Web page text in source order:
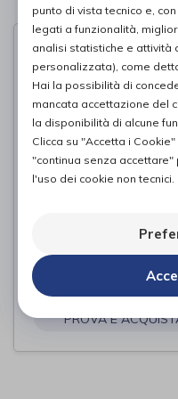
EASY SLIDE
di
PROVA E
punto di vista tecnico e,
legati a funzionalità,
analisi statistiche e attività
personalizzata), come
Hai la possibilità di
mancata accettazione del
la disponibilità di alcune
Clicca su "Accetta i
"continua senza
l'uso dei cookie non tecnici.